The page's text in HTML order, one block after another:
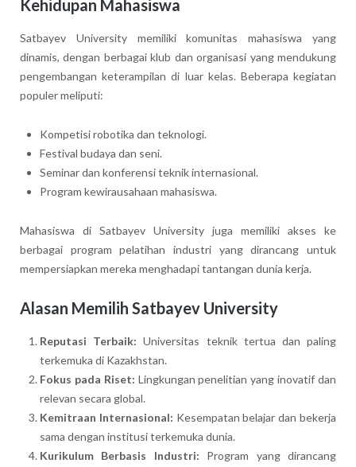
Kehidupan Mahasiswa
Satbayev University memiliki komunitas mahasiswa yang
dinamis, dengan berbagai klub dan organisasi yang mendukung
pengembangan keterampilan di luar kelas. Beberapa kegiatan
populer meliputi:
Kompetisi robotika dan teknologi.
Festival budaya dan seni.
Seminar dan konferensi teknik internasional.
Program kewirausahaan mahasiswa.
Mahasiswa di Satbayev University juga memiliki akses ke
berbagai program pelatihan industri yang dirancang untuk
mempersiapkan mereka menghadapi tantangan dunia kerja.
Alasan Memilih Satbayev University
Reputasi Terbaik: Universitas teknik tertua dan paling
terkemuka di Kazakhstan.
Fokus pada Riset: Lingkungan penelitian yang inovatif dan
relevan secara global.
Kemitraan Internasional: Kesempatan belajar dan bekerja
sama dengan institusi terkemuka dunia.
Kurikulum Berbasis Industri: Program yang dirancang